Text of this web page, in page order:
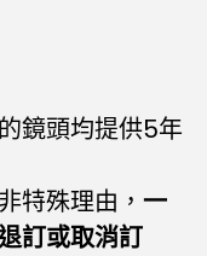
鏡頭均提供5年
特殊理由， 一
訂或取消訂